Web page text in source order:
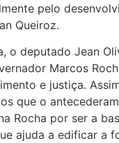
pelo
Queiroz.
o deputado Jean
Marcos
e justiça.
que o
Rocha por ser a
ajuda a edificar a